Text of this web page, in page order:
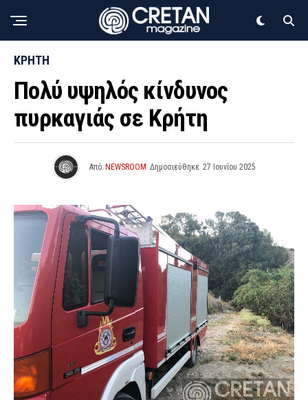
ΚΡΗΤΗ
Πολύ υψηλός κίνδυνος
πυρκαγιάς σε Κρήτη
Από NEWSROOM Δημοσιεύθηκε 27 Ιουνίου 2025